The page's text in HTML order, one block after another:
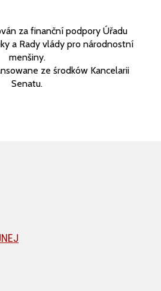
za finanční podpory Úřadu
a Rady vlády pro národnostní
menšiny.
ze środków Kancelarii
Senatu.